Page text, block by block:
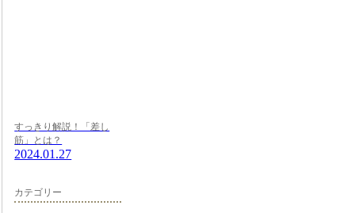
すっきり解説！「差し
筋」とは？
2024.01.27
カテゴリー